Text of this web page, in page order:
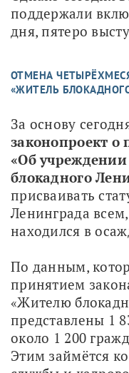
поддержали
дня, пятеро
ОТМЕНА
«ЖИТЕЛЬ
законопроект о
«Об
блокадного
присваивать
Ленинграда
находился в
По данным,
принятием
«Жителю
представлены 1
около 1 200
Этим займётся